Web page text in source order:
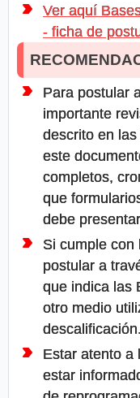
Ver aquí
- ficha de
Para postular
importante
descrito en
este
completos,
que
debe
Si cumple con
postular a
que indica las
otro medio
descalificación.
Estar atento a
estar